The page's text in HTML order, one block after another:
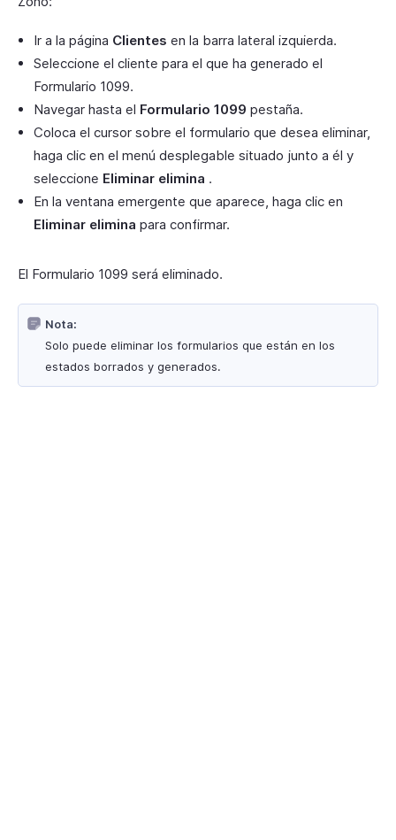
Ir a la página Clientes en la barra lateral izquierda.
Seleccione el cliente para el que ha generado el
Formulario 1099.
Navegar hasta el Formulario 1099 pestaña.
Coloca el cursor sobre el formulario que desea eliminar,
haga clic en el menú desplegable situado junto a él y
seleccione Eliminar elimina .
En la ventana emergente que aparece, haga clic en
Eliminar elimina para confirmar.
El Formulario 1099 será eliminado.
Nota:
Solo puede eliminar los formularios que están en los
estados borrados y generados.